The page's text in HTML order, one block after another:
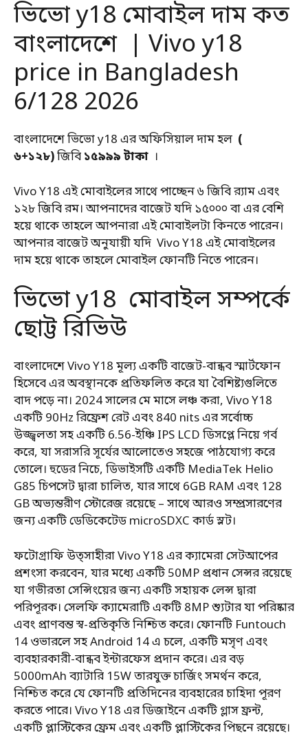
ভিভো y18 মোবাইল দাম কত
বাংলাদেশে | Vivo y18
price in Bangladesh
6/128 2026
বাংলাদেশে ভিভো y18 এর অফিসিয়াল দাম হল (
৬+১২৮)জিবি ১৫৯৯৯ টাকা ।
Vivo Y18 এই মোবাইলের সাথে পাচ্ছেন ৬ জিবি র‌্যাম এবং
১২৮ জিবি রম। আপনাদের বাজেট যদি ১৫০০০ বা এর বেশি
হয়ে থাকে তাহলে আপনারা এই মোবাইলটা কিনতে পারেন।
আপনার বাজেট অনুযায়ী যদি Vivo Y18 এই মোবাইলের
দাম হয়ে থাকে তাহলে মোবাইল ফোনটি নিতে পারেন।
ভিভো y18 মোবাইল সম্পর্কে
ছোট্ট রিভিউ
বাংলাদেশে Vivo Y18 মূল্য একটি বাজেট-বান্ধব স্মার্টফোন
হিসেবে এর অবস্থানকে প্রতিফলিত করে যা বৈশিষ্ট্যগুলিতে
বাদ পড়ে না। 2024 সালের মে মাসে লঞ্চ করা, Vivo Y18
একটি 90Hz রিফ্রেশ রেট এবং 840 nits এর সর্বোচ্চ
উজ্জ্বলতা সহ একটি 6.56-ইঞ্চি IPS LCD ডিসপ্লে নিয়ে গর্ব
করে, যা সরাসরি সূর্যের আলোতেও সহজে পাঠযোগ্য করে
তোলে। হুডের নিচে, ডিভাইসটি একটি MediaTek Helio
G85 চিপসেট দ্বারা চালিত, যার সাথে 6GB RAM এবং 128
GB অভ্যন্তরীণ স্টোরেজ রয়েছে – সাথে আরও সম্প্রসারণের
জন্য একটি ডেডিকেটেড microSDXC কার্ড স্লট।
ফটোগ্রাফি উত্সাহীরা Vivo Y18 এর ক্যামেরা সেটআপের
প্রশংসা করবেন, যার মধ্যে একটি 50MP প্রধান সেন্সর রয়েছে
যা গভীরতা সেন্সিংয়ের জন্য একটি সহায়ক লেন্স দ্বারা
পরিপূরক। সেলফি ক্যামেরাটি একটি 8MP শ্যুটার যা পরিষ্কার
এবং প্রাণবন্ত স্ব-প্রতিকৃতি নিশ্চিত করে। ফোনটি Funtouch
14 ওভারলে সহ Android 14 এ চলে, একটি মসৃণ এবং
ব্যবহারকারী-বান্ধব ইন্টারফেস প্রদান করে। এর বড়
5000mAh ব্যাটারি 15W তারযুক্ত চার্জিং সমর্থন করে,
নিশ্চিত করে যে ফোনটি প্রতিদিনের ব্যবহারের চাহিদা পূরণ
করতে পারে। Vivo Y18 এর ডিজাইনে একটি গ্লাস ফ্রন্ট,
একটি প্লাস্টিকের ফ্রেম এবং একটি প্লাস্টিকের পিছনে রয়েছে।